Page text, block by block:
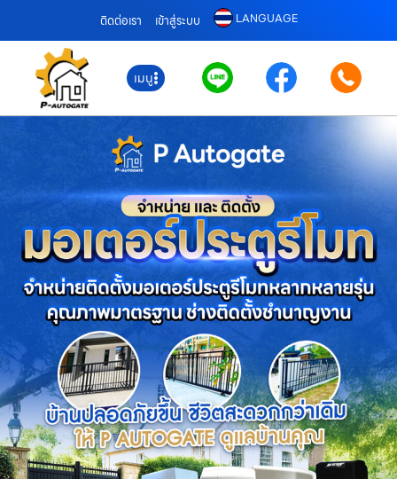
ติดต่อเรา เข้าสู่ระบบ LANGUAGE
เมนู